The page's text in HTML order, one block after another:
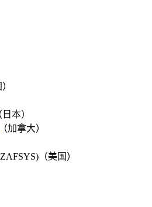
本）
（加拿大）
（美国）